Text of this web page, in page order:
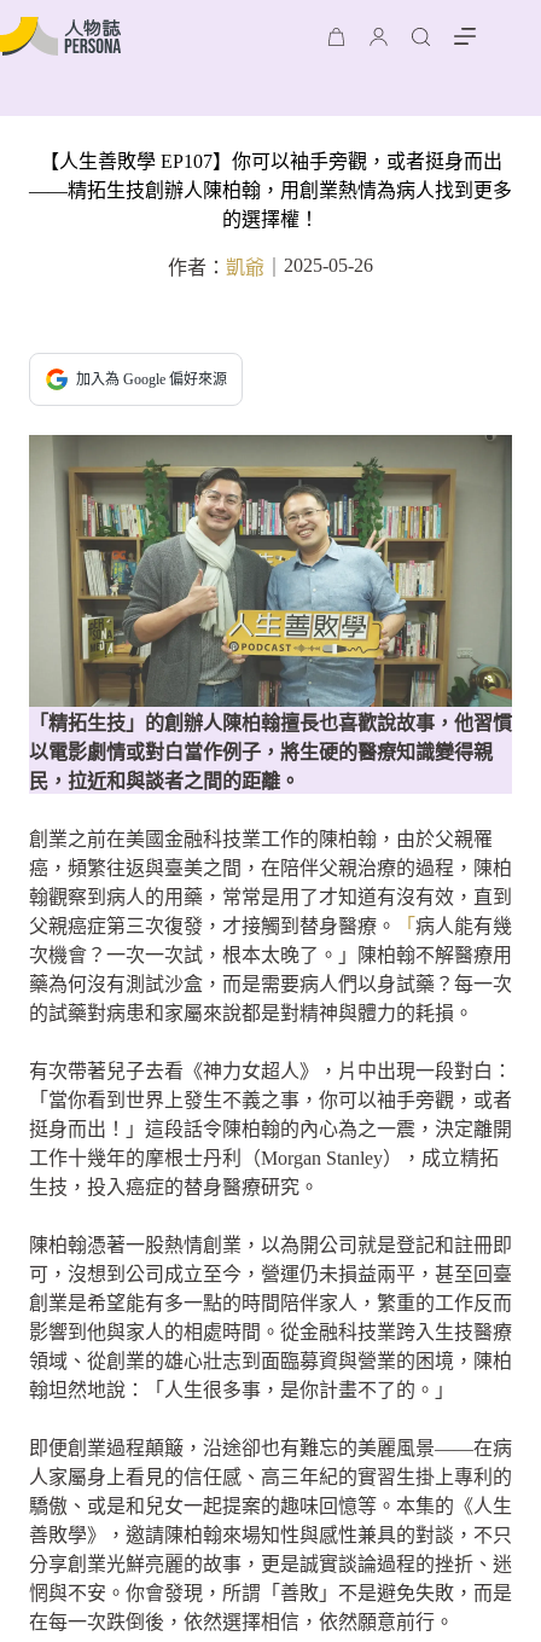
【人生善敗學 EP107】你可以袖手旁觀，或者挺身而出
——精拓生技創辦人陳柏翰，用創業熱情為病人找到更多
的選擇權！
作者： 凱爺 2025-05-26
加入為 Google 偏好來源
「精拓生技」的創辦人陳柏翰擅長也喜歡說故事，他習慣
以電影劇情或對白當作例子，將生硬的醫療知識變得親
民，拉近和與談者之間的距離。
創業之前在美國金融科技業工作的陳柏翰，由於父親罹
癌，頻繁往返與臺美之間，在陪伴父親治療的過程，陳柏
翰觀察到病人的用藥，常常是用了才知道有沒有效，直到
父親癌症第三次復發，才接觸到替身醫療。
「 病人能有幾
次機會？一次一次試，根本太晚了。」陳柏翰不解醫療用
藥為何沒有測試沙盒，而是需要病人們以身試藥？每一次
的試藥對病患和家屬來說都是對精神與體力的耗損。
有次帶著兒子去看《神力女超人》，片中出現一段對白：
「當你看到世界上發生不義之事，你可以袖手旁觀，或者
挺身而出！」這段話令陳柏翰的內心為之一震，決定離開
工作十幾年的摩根士丹利（Morgan Stanley），成立精拓
生技，投入癌症的替身醫療研究。
陳柏翰憑著一股熱情創業，以為開公司就是登記和註冊即
可，沒想到公司成立至今，營運仍未損益兩平，甚至回臺
創業是希望能有多一點的時間陪伴家人，繁重的工作反而
影響到他與家人的相處時間。從金融科技業跨入生技醫療
領域、從創業的雄心壯志到面臨募資與營業的困境，陳柏
翰坦然地說：「人生很多事，是你計畫不了的。」
即便創業過程顛簸，沿途卻也有難忘的美麗風景——在病
人家屬身上看見的信任感、高三年紀的實習生掛上專利的
驕傲、或是和兒女一起提案的趣味回憶等。本集的《人生
善敗學》，邀請陳柏翰來場知性與感性兼具的對談，不只
分享創業光鮮亮麗的故事，更是誠實談論過程的挫折、迷
惘與不安。你會發現，所謂「善敗」不是避免失敗，而是
在每一次跌倒後，依然選擇相信，依然願意前行。